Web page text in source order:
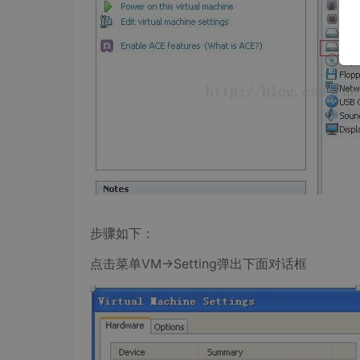
步骤如下：
点击菜单VM->Setting弹出下面对话框